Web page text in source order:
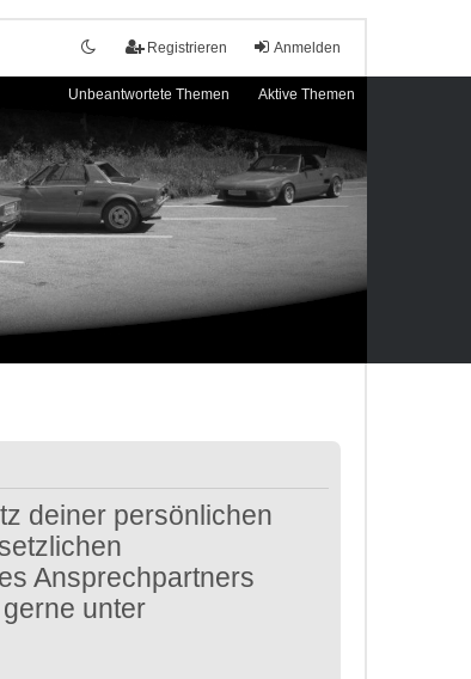
Anmelden
Registrieren
Unbeantwortete Themen Aktive Themen
deiner persönlichen
Ansprechpartners
unter